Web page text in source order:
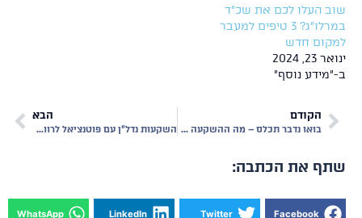
העלו לכם את שכ"ד
במרלו"ג? 3 טיפים למעבר
חדש
2024
נוסף"
הקודם
בואו נדבר תכלס – מה ההשקעה הכי טובה בנדל"ן מסחרי? השקעות נדל"ן עם פוטנציאל לרווח גדול ב-2025
את הכתבה:
Facebook
Twitter
LinkedIn
WhatsApp